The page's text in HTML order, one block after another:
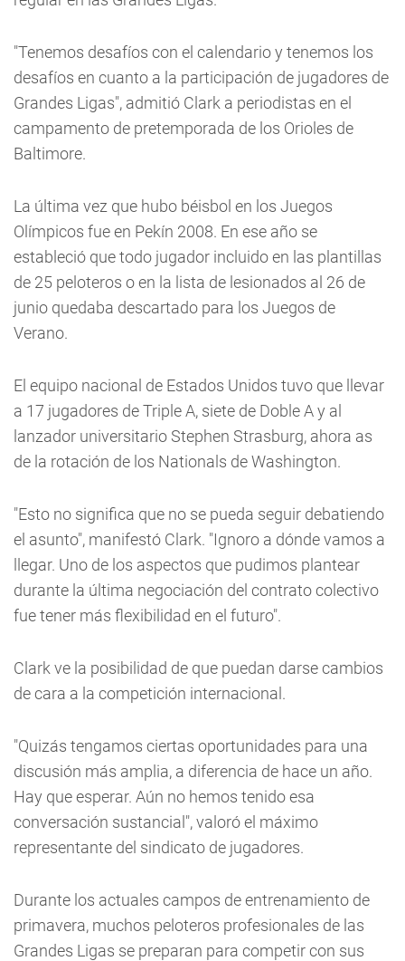
"Tenemos desafíos con el calendario y tenemos los
desafíos en cuanto a la participación de jugadores de
Grandes Ligas", admitió Clark a periodistas en el
campamento de pretemporada de los Orioles de
Baltimore.
La última vez que hubo béisbol en los Juegos
Olímpicos fue en Pekín 2008. En ese año se
estableció que todo jugador incluido en las plantillas
de 25 peloteros o en la lista de lesionados al 26 de
junio quedaba descartado para los Juegos de
Verano.
El equipo nacional de Estados Unidos tuvo que llevar
a 17 jugadores de Triple A, siete de Doble A y al
lanzador universitario Stephen Strasburg, ahora as
de la rotación de los Nationals de Washington.
"Esto no significa que no se pueda seguir debatiendo
el asunto", manifestó Clark. "Ignoro a dónde vamos a
llegar. Uno de los aspectos que pudimos plantear
durante la última negociación del contrato colectivo
fue tener más flexibilidad en el futuro".
Clark ve la posibilidad de que puedan darse cambios
de cara a la competición internacional.
"Quizás tengamos ciertas oportunidades para una
discusión más amplia, a diferencia de hace un año.
Hay que esperar. Aún no hemos tenido esa
conversación sustancial", valoró el máximo
representante del sindicato de jugadores.
Durante los actuales campos de entrenamiento de
primavera, muchos peloteros profesionales de las
Grandes Ligas se preparan para competir con sus